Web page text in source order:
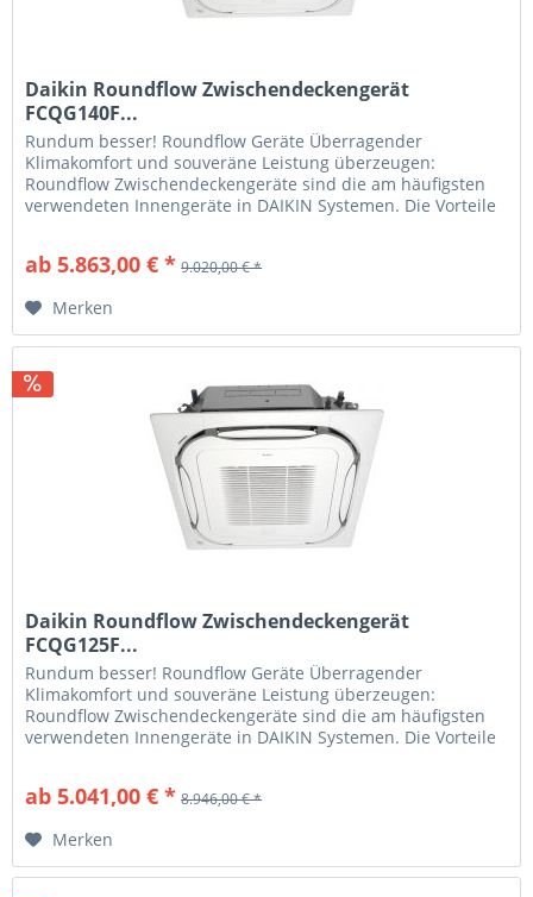
Daikin Roundflow Zwischendeckengerät
FCQG140F...
Rundum besser! Roundflow Geräte Überragender
Klimakomfort und souveräne Leistung überzeugen:
Roundflow Zwischendeckengeräte sind die am häufigsten
verwendeten Innengeräte in DAIKIN Systemen. Die Vorteile
ab 5.863,00 € * 9.020,00 € *
Merken
Daikin Roundflow Zwischendeckengerät
FCQG125F...
Rundum besser! Roundflow Geräte Überragender
Klimakomfort und souveräne Leistung überzeugen:
Roundflow Zwischendeckengeräte sind die am häufigsten
verwendeten Innengeräte in DAIKIN Systemen. Die Vorteile
ab 5.041,00 € * 8.946,00 € *
Merken